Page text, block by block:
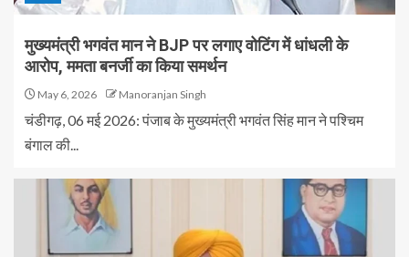
मुख्यमंत्री भगवंत मान ने BJP पर लगाए वोटिंग में धांधली के
आरोप, ममता बनर्जी का किया समर्थन
May 6, 2026 Manoranjan Singh
चंडीगढ़, 06 मई 2026: पंजाब के मुख्यमंत्री भगवंत सिंह मान ने पश्चिम
बंगाल की...